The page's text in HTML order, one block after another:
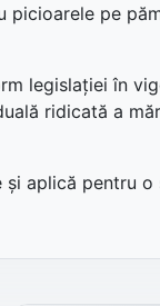
pe
legislației în
ridicată a
aplică pentru